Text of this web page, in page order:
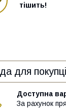
тішить!
для
Доступна
За рахунок